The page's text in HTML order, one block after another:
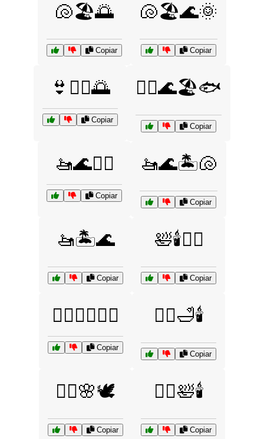
🐚🏖️🌅
Copiar
🐚🏖️🌊🌞
Copiar
👙🏊‍♀️🌅
Copiar
🚣‍♀️🌊🏖️🐟
Copiar
🚤🌊🏄‍♀️
Copiar
🚤🌊🏝️🐚
Copiar
🚤🏝️🌊
Copiar
🛀🕯️🧖‍♀️
Copiar
🧖‍♂️💆‍♀️🧖‍♀️
Copiar
🧖‍♂️🛁🕯️
Copiar
🧘‍♀️🌸🕊️
Copiar
🧘‍♀️🛀🕯️
Copiar